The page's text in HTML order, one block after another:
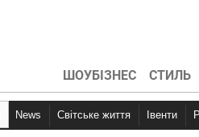
ШОУБІЗНЕС СТИЛЬ
News Світське життя Івенти